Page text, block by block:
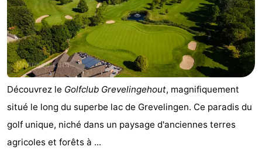
Découvrez le Golfclub Grevelingehout, magnifiquement
situé le long du superbe lac de Grevelingen. Ce paradis du
golf unique, niché dans un paysage d'anciennes terres
agricoles et forêts à ...